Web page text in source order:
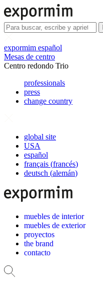
expormim español
Mesas de centro
Centro redondo Trio
professionals
press
change country
global site
USA
español
français (francés)
deutsch (alemán)
muebles de interior
muebles de exterior
proyectos
the brand
contacto